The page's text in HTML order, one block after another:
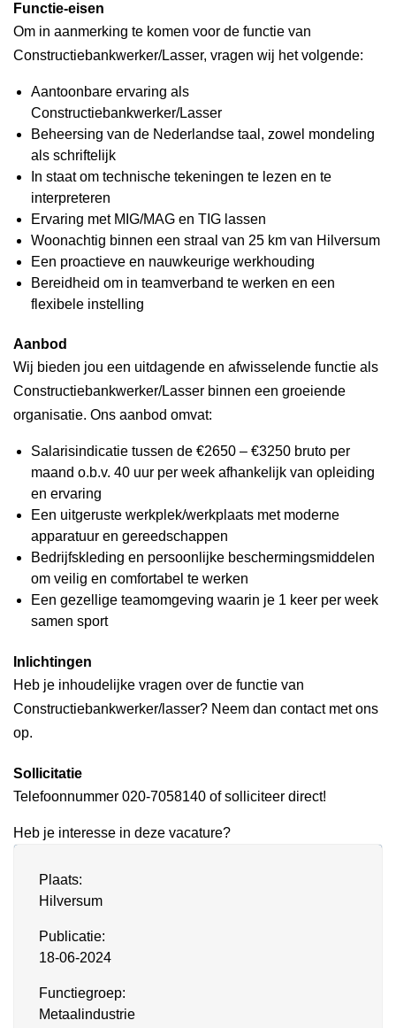
Functie-eisen
Om in aanmerking te komen voor de functie van
Constructiebankwerker/Lasser, vragen wij het volgende:
Aantoonbare ervaring als
Constructiebankwerker/Lasser
Beheersing van de Nederlandse taal, zowel mondeling
als schriftelijk
In staat om technische tekeningen te lezen en te
interpreteren
Ervaring met MIG/MAG en TIG lassen
Woonachtig binnen een straal van 25 km van Hilversum
Een proactieve en nauwkeurige werkhouding
Bereidheid om in teamverband te werken en een
flexibele instelling
Aanbod
Wij bieden jou een uitdagende en afwisselende functie als
Constructiebankwerker/Lasser binnen een groeiende
organisatie. Ons aanbod omvat:
Salarisindicatie tussen de €2650 – €3250 bruto per
maand o.b.v. 40 uur per week afhankelijk van opleiding
en ervaring
Een uitgeruste werkplek/werkplaats met moderne
apparatuur en gereedschappen
Bedrijfskleding en persoonlijke beschermingsmiddelen
om veilig en comfortabel te werken
Een gezellige teamomgeving waarin je 1 keer per week
samen sport
Inlichtingen
Heb je inhoudelijke vragen over de functie van
Constructiebankwerker/lasser? Neem dan contact met ons
op.
Sollicitatie
Telefoonnummer 020-7058140 of solliciteer direct!
Heb je interesse in deze vacature?
Plaats:
Hilversum
Publicatie:
18-06-2024
Functiegroep:
Metaalindustrie